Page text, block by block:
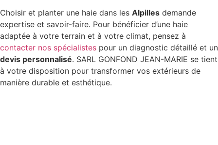
Choisir et planter une haie dans les Alpilles demande
expertise et savoir-faire. Pour bénéficier d’une haie
adaptée à votre terrain et à votre climat, pensez à
contacter nos spécialistes pour un diagnostic détaillé et un
devis personnalisé. SARL GONFOND JEAN-MARIE se tient
à votre disposition pour transformer vos extérieurs de
manière durable et esthétique.